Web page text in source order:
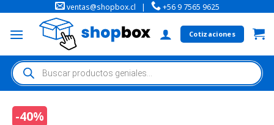
ventas@shopbox.cl | +56 9 7565 9625
Cotizaciones
-40%